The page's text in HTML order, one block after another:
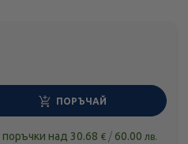
ПОРЪЧАЙ
поръчки над 30.68 € / 60.00 лв.